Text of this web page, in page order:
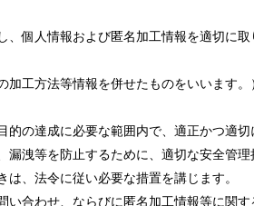
個人情報および匿名加工情報を適切に取
工方法等情報を併せたものをいいます
の達成に必要な範囲内で、適正かつ適切
洩等を防止するために、適切な安全管理
、法令に従い必要な措置を講じます。
合わせ、ならびに匿名加工情報等に関す